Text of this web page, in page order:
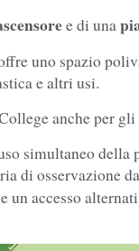
e di una
uno spazio
e altri usi.
anche per
simultaneo
di osservazione
un accesso